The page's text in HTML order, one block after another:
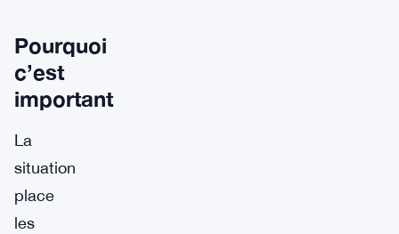
Pourquoi
c’est
important
La
situation
place
les